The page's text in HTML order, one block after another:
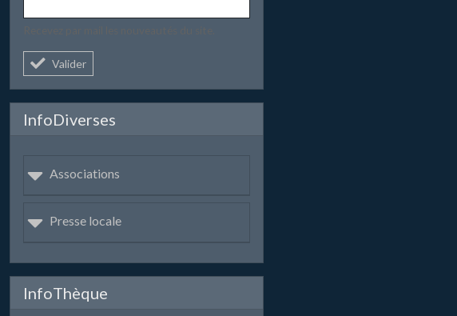
Valider
InfoDiverses
Associations
Presse locale
InfoThèque